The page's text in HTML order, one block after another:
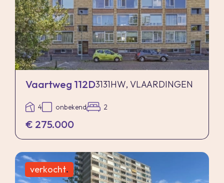
Vaartweg 112D3131HW, VLAARDINGEN
4 onbekend 2
€ 275.000
verkocht.